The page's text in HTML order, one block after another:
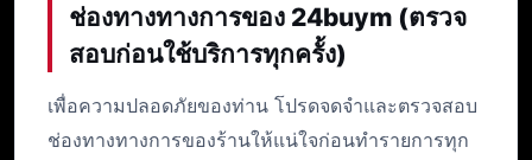
ช่องทางทางการของ 24buym (ตรวจ
สอบก่อนใช้บริการทุกครั้ง)
เพื่อความปลอดภัยของท่าน โปรดจดจำและตรวจสอบ
ช่องทางทางการของร้านให้แน่ใจก่อนทำรายการทุก